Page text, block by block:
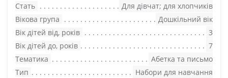
Стать
Для дівчат; для хлопчиків
Вікова група
Дошкільний вік
Вік дітей від, років
3
Вік дітей до, років
7
Тематика
Абетка та письмо
Тип
Набори для навчання